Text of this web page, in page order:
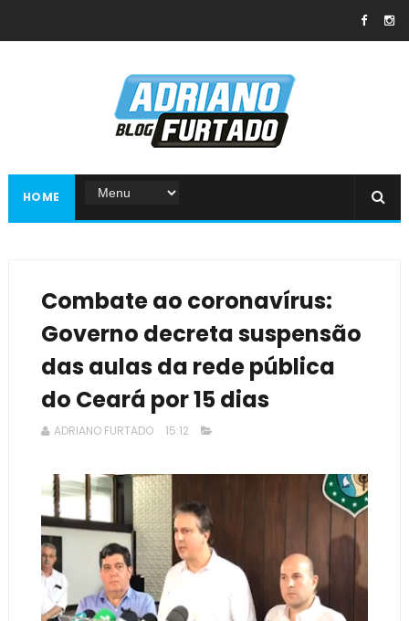
HOME
Combate ao coronavírus:
Governo decreta suspensão
das aulas da rede pública
do Ceará por 15 dias
ADRIANO FURTADO 15:12